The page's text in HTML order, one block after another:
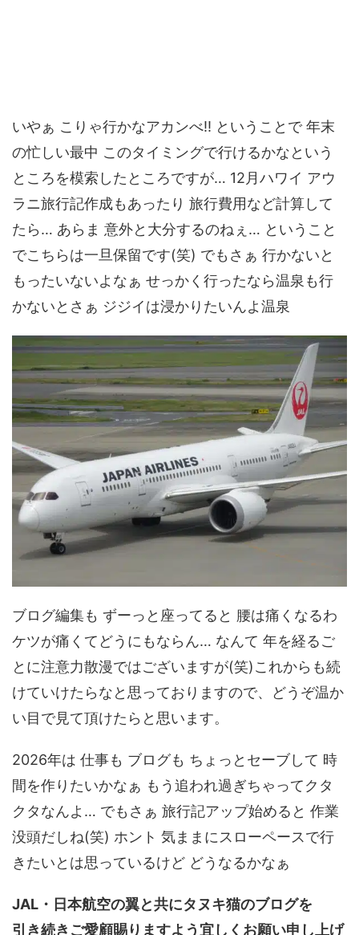
いやぁ こりゃ行かなアカンべ!! ということで 年末
の忙しい最中 このタイミングで行けるかなという
ところを模索したところですが… 12月ハワイ アウ
ラニ旅行記作成もあったり 旅行費用など計算して
たら… あらま 意外と大分するのねぇ… ということ
でこちらは一旦保留です(笑) でもさぁ 行かないと
もったいないよなぁ せっかく行ったなら温泉も行
かないとさぁ ジジイは浸かりたいんよ温泉
ブログ編集も ずーっと座ってると 腰は痛くなるわ
ケツが痛くてどうにもならん… なんて 年を経るご
とに注意力散漫ではございますが(笑)これからも続
けていけたらなと思っておりますので、どうぞ温か
い目で見て頂けたらと思います。
2026年は 仕事も ブログも ちょっとセーブして 時
間を作りたいかなぁ もう追われ過ぎちゃってクタ
クタなんよ… でもさぁ 旅行記アップ始めると 作業
没頭だしね(笑) ホント 気ままにスローペースで行
きたいとは思っているけど どうなるかなぁ
JAL・日本航空の翼と共にタヌキ猫のブログを
引き続きご愛顧賜りますよう宜しくお願い申し上げ